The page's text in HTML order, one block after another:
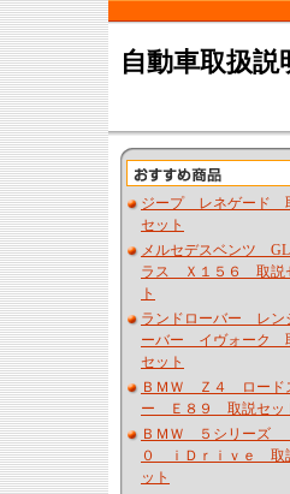
自動車取扱
ジープ レネゲード
セット
メルセデスベンツ
ラス Ｘ１５６ 取説
ト
ランドローバー レン
ーバー イヴォーク
セット
ＢＭＷ Ｚ４ ロード
ー Ｅ８９ 取説セッ
ＢＭＷ ５シリーズ
０ ｉＤｒｉｖｅ 取
ット